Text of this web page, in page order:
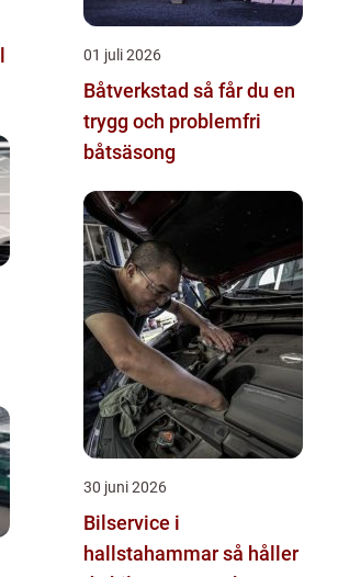
01 juli 2026
Båtverkstad så får du en
trygg och problemfri
båtsäsong
30 juni 2026
Bilservice i
hallstahammar så håller